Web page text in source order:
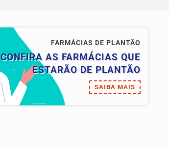
FARMÁCIAS DE PLANTÃO
CONFIRA AS FARMÁCIAS QUE
ESTARÃO DE PLANTÃO
SAIBA MAIS